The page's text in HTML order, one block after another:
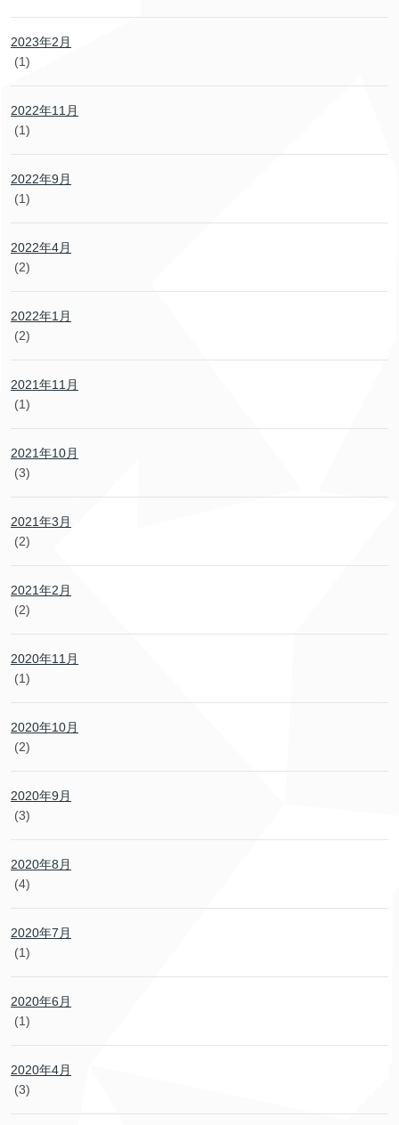
2023年2月
(1)
2022年11月
(1)
2022年9月
(1)
2022年4月
(2)
2022年1月
(2)
2021年11月
(1)
2021年10月
(3)
2021年3月
(2)
2021年2月
(2)
2020年11月
(1)
2020年10月
(2)
2020年9月
(3)
2020年8月
(4)
2020年7月
(1)
2020年6月
(1)
2020年4月
(3)